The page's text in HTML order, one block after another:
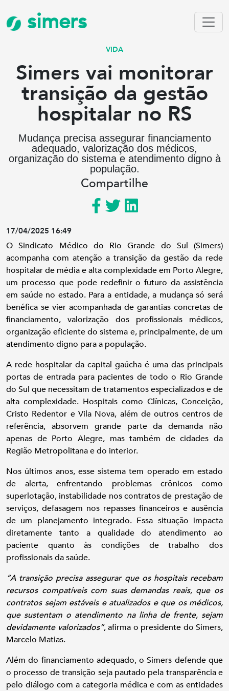
simers
VIDA
Simers vai monitorar
transição da gestão
hospitalar no RS
Mudança precisa assegurar financiamento
adequado, valorização dos médicos,
organização do sistema e atendimento digno à
população.
Compartilhe
17/04/2025 16:49
O Sindicato Médico do Rio Grande do Sul (Simers)
acompanha com atenção a transição da gestão da rede
hospitalar de média e alta complexidade em Porto Alegre,
um processo que pode redefinir o futuro da assistência
em saúde no estado. Para a entidade, a mudança só será
benéfica se vier acompanhada de garantias concretas de
financiamento, valorização dos profissionais médicos,
organização eficiente do sistema e, principalmente, de um
atendimento digno para a população.
A rede hospitalar da capital gaúcha é uma das principais
portas de entrada para pacientes de todo o Rio Grande
do Sul que necessitam de tratamentos especializados e de
alta complexidade. Hospitais como Clínicas, Conceição,
Cristo Redentor e Vila Nova, além de outros centros de
referência, absorvem grande parte da demanda não
apenas de Porto Alegre, mas também de cidades da
Região Metropolitana e do interior.
Nos últimos anos, esse sistema tem operado em estado
de alerta, enfrentando problemas crônicos como
superlotação, instabilidade nos contratos de prestação de
serviços, defasagem nos repasses financeiros e ausência
de um planejamento integrado. Essa situação impacta
diretamente tanto a qualidade do atendimento ao
paciente quanto às condições de trabalho dos
profissionais da saúde.
“A transição precisa assegurar que os hospitais recebam
recursos compatíveis com suas demandas reais, que os
contratos sejam estáveis e atualizados e que os médicos,
que sustentam o atendimento na linha de frente, sejam
devidamente valorizados”, afirma o presidente do Simers,
Marcelo Matias.
Além do financiamento adequado, o Simers defende que
o processo de transição seja pautado pela transparência e
pelo diálogo com a categoria médica e com as entidades